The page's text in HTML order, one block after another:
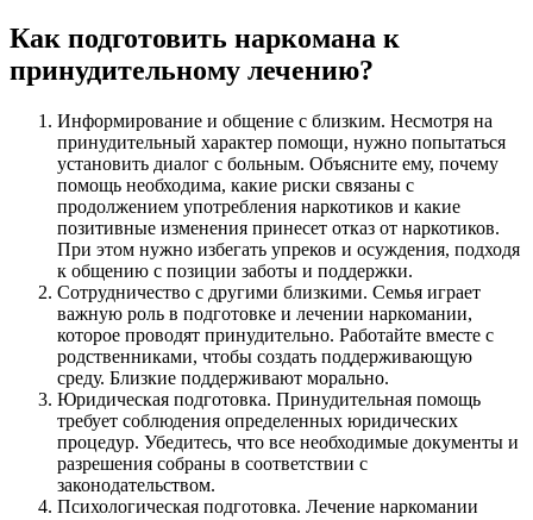
Как подготовить наркомана к
принудительному лечению?
Информирование и общение с близким. Несмотря на
принудительный характер помощи, нужно попытаться
установить диалог с больным. Объясните ему, почему
помощь необходима, какие риски связаны с
продолжением употребления наркотиков и какие
позитивные изменения принесет отказ от наркотиков.
При этом нужно избегать упреков и осуждения, подходя
к общению с позиции заботы и поддержки.
Сотрудничество с другими близкими. Семья играет
важную роль в подготовке и лечении наркомании,
которое проводят принудительно. Работайте вместе с
родственниками, чтобы создать поддерживающую
среду. Близкие поддерживают морально.
Юридическая подготовка. Принудительная помощь
требует соблюдения определенных юридических
процедур. Убедитесь, что все необходимые документы и
разрешения собраны в соответствии с
законодательством.
Психологическая подготовка. Лечение наркомании